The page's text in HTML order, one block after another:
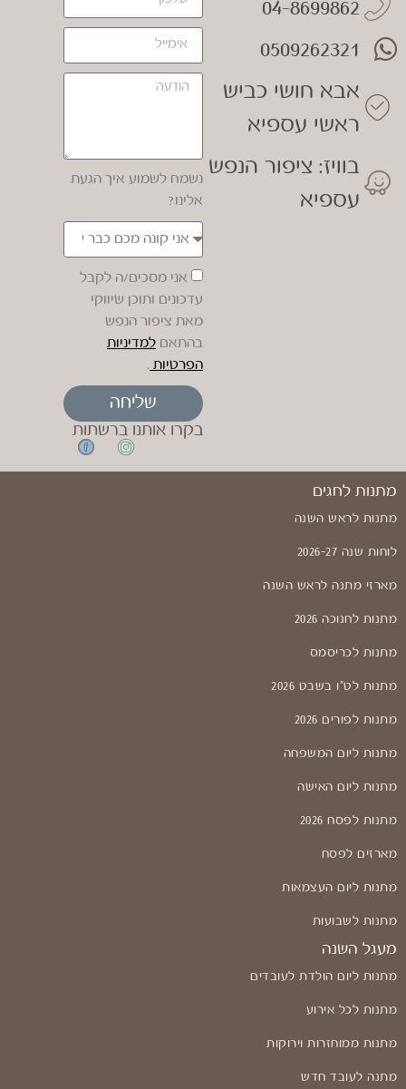
04-8699862
0509262321
אבא חושי כביש
ראשי עספיא
בוויז: ציפור הנפש
עספיא
נשמח לשמוע איך הגעת
אלינו?
אני מסכים/ה לקבל
עדכונים ותוכן שיווקי
מאת ציפור הנפש
בהתאם למדיניות
הפרטיות .
שליחה
בקרו אותנו ברשתות
מתנות לחגים
מתנות לראש השנה
לוחות שנה 2026-27
מארזי מתנה לראש השנה
מתנות לחנוכה 2026
מתנות לכריסמס
מתנות לט"ו בשבט 2026
מתנות לפורים 2026
מתנות ליום המשפחה
מתנות ליום האישה
מתנות לפסח 2026
מארזים לפסח
מתנות ליום העצמאות
מתנות לשבועות
מעגל השנה
מתנות ליום הולדת לעובדים
מתנות לכל אירוע
מתנות ממוחזרות וירוקות
מתנה לעובד חדש